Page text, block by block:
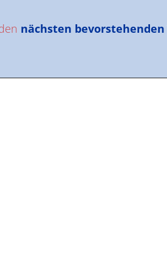
nächsten